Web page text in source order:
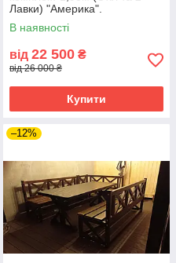
Лавки) "Америка".
В наявності
від 22 500 ₴
від 26 000 ₴
Купити
–12%